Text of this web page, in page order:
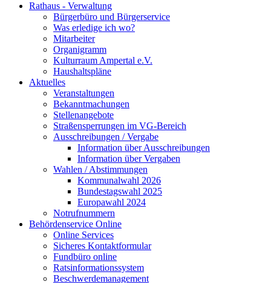
Rathaus - Verwaltung
Bürgerbüro und Bürgerservice
Was erledige ich wo?
Mitarbeiter
Organigramm
Kulturraum Ampertal e.V.
Haushaltspläne
Aktuelles
Veranstaltungen
Bekanntmachungen
Stellenangebote
Straßensperrungen im VG-Bereich
Ausschreibungen / Vergabe
Information über Ausschreibungen
Information über Vergaben
Wahlen / Abstimmungen
Kommunalwahl 2026
Bundestagswahl 2025
Europawahl 2024
Notrufnummern
Behördenservice Online
Online Services
Sicheres Kontaktformular
Fundbüro online
Ratsinformationssystem
Beschwerdemanagement